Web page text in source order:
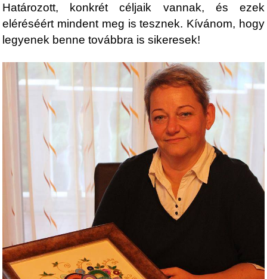
Határozott, konkrét céljaik vannak, és ezek
eléréséért mindent meg is tesznek. Kívánom, hogy
legyenek benne továbbra is sikeresek!